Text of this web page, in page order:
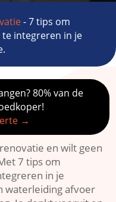
-7 tips om
integreren in je
80% van de
→
en wilt geen
7 tips om
in je
waterleiding afvoer